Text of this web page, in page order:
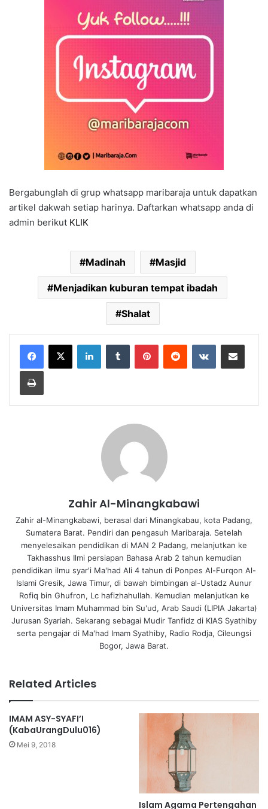
Bergabunglah di grup whatsapp maribaraja untuk dapatkan
artikel dakwah setiap harinya. Daftarkan whatsapp anda di
admin berikut KLIK
Madinah Masjid
Menjadikan kuburan tempat ibadah
Shalat
Zahir Al-Minangkabawi
Zahir al-Minangkabawi, berasal dari Minangkabau, kota Padang,
Sumatera Barat. Pendiri dan pengasuh Maribaraja. Setelah
menyelesaikan pendidikan di MAN 2 Padang, melanjutkan ke
Takhasshus Ilmi persiapan Bahasa Arab 2 tahun kemudian
pendidikan ilmu syar'i Ma'had Ali 4 tahun di Ponpes Al-Furqon Al-
Islami Gresik, Jawa Timur, di bawah bimbingan al-Ustadz Aunur
Rofiq bin Ghufron, Lc hafizhahullah. Kemudian melanjutkan ke
Universitas Imam Muhammad bin Su'ud, Arab Saudi (LIPIA Jakarta)
Jurusan Syariah. Sekarang sebagai Mudir Tanfidz di KIAS Syathiby
serta pengajar di Ma'had Imam Syathiby, Radio Rodja, Cileungsi
Bogor, Jawa Barat.
Related Articles
IMAM ASY-SYAFI’I
(KabaUrangDulu016)
Mei 9, 2018
Islam Agama Pertengahan